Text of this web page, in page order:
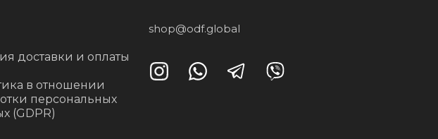
доставки и оплаты
в отношении
персональных
(GDPR)
shop@odf.global